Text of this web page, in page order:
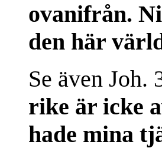
ovanifrån.
den här
Se även Joh.
rike är icke
hade mina